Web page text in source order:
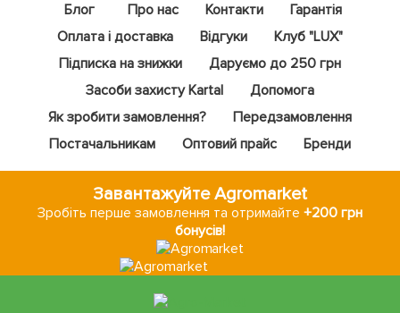
Блог Про нас Контакти
Гарантія
Оплата і доставка
Відгуки
Клуб "LUX"
Підписка на знижки
Даруємо до 250 грн
Засоби захисту Kartal
Допомога
Як зробити замовлення?
Передзамовлення
Постачальникам
Оптовий прайс Бренди
Завантажуйте Agromarket
Зробіть перше замовлення та отримайте+200 грн
бонусів!